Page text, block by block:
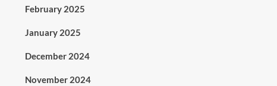
February 2025
January 2025
December 2024
November 2024